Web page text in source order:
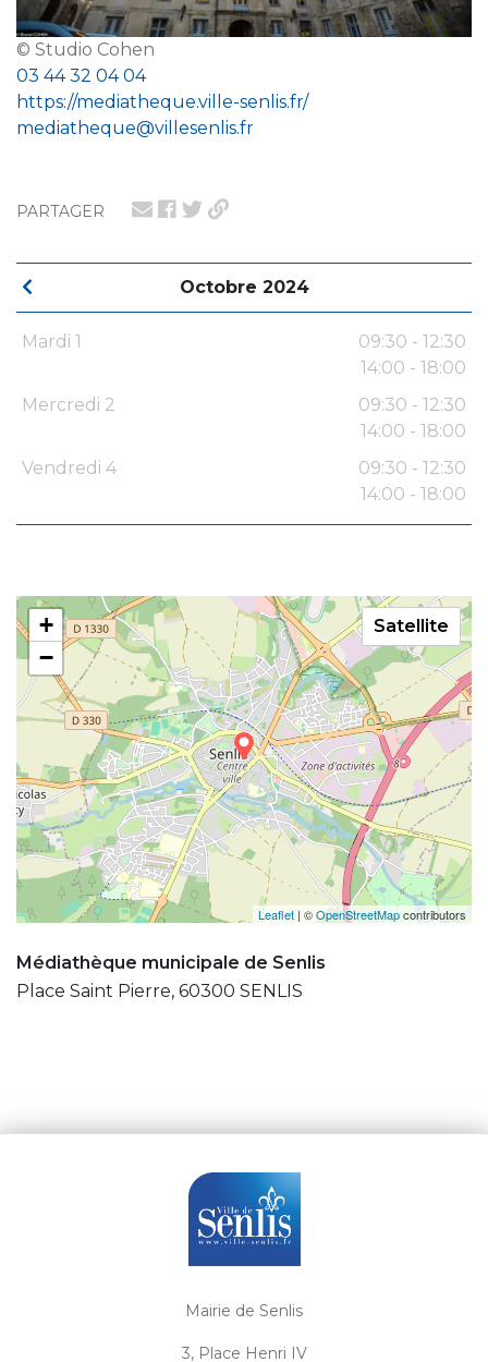
PARTAGER
Octobre 2024
Mardi 1
09:30 - 12:30
14:00 - 18:00
Mercredi 2
09:30 - 12:30
14:00 - 18:00
Vendredi 4
09:30 - 12:30
14:00 - 18:00
+
−
Leaflet | ©OpenStreetMapcontributors
Satellite
Médiathèque municipale de Senlis
Place Saint Pierre, 60300 SENLIS
© Studio Cohen
03 44 32 04 04
https://mediatheque.ville-senlis.fr/
mediatheque@villesenlis.fr
Mairie de Senlis
3, Place Henri IV